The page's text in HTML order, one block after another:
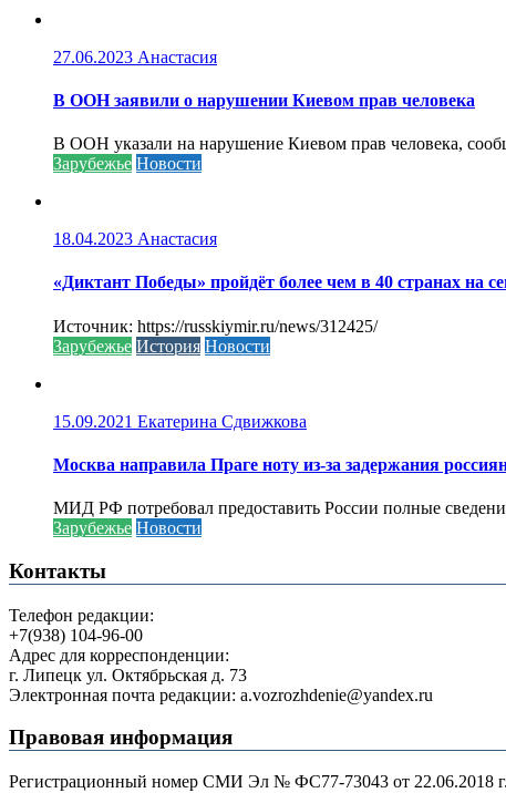
27.06.2023 Анастасия
В ООН заявили о нарушении Киевом прав человека
В ООН указали на нарушение Киевом прав человека,
Зарубежье Новости
18.04.2023 Анастасия
«Диктант Победы» пройдёт более чем в 40 странах на
Источник: https://russkiymir.ru/news/312425/
Зарубежье История Новости
15.09.2021 Екатерина Сдвижкова
Москва направила Праге ноту из-за задержания
МИД РФ потребовал предоставить России полные
Зарубежье Новости
Контакты
Телефон редакции:
+7(938) 104-96-00
Адрес для корреспонденции:
г. Липецк ул. Октябрьская д. 73
Электронная почта редакции: a.vozrozhdenie@yandex.ru
Правовая информация
Регистрационный номер СМИ Эл № ФС77-73043 от 22.06.2018 г.